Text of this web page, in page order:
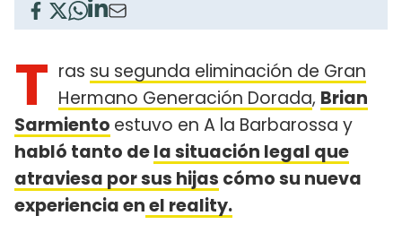
T ras su segunda eliminación de Gran
Hermano Generación Dorada, Brian
Sarmiento estuvo en A la Barbarossa y
habló tanto dela situación legal que
atraviesa por sus hijas cómo su nueva
experiencia enel reality.